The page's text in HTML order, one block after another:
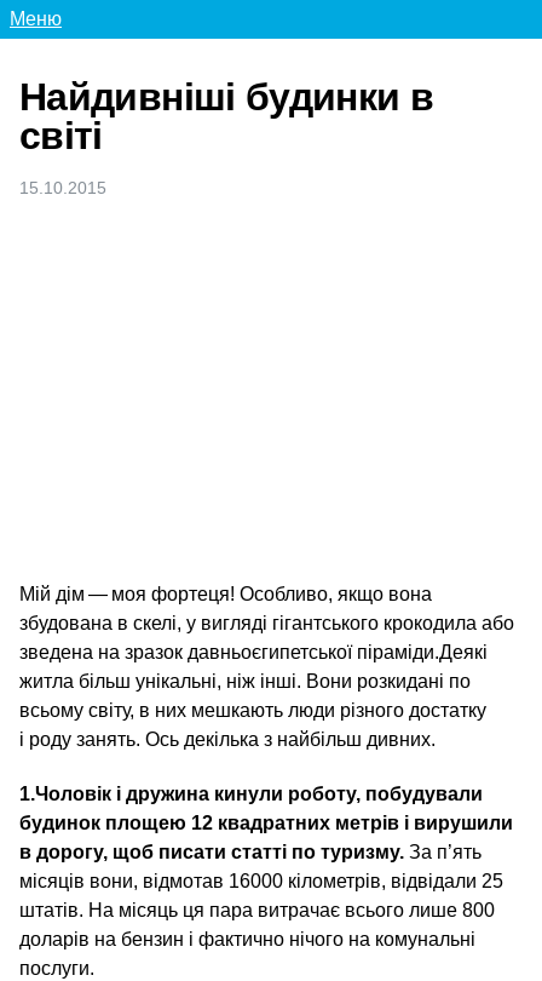
Меню
Найдивніші будинки в
світі
15.10.2015
Мій дім — моя фортеця! Особливо, якщо вона
збудована в скелі, у вигляді гігантського крокодила або
зведена на зразок давньоєгипетської піраміди.Деякі
житла більш унікальні, ніж інші. Вони розкидані по
всьому світу, в них мешкають люди різного достатку
і роду занять. Ось декілька з найбільш дивних.
1.Чоловік і дружина кинули роботу, побудували
будинок площею 12 квадратних метрів і вирушили
в дорогу, щоб писати статті по туризму. За п’ять
місяців вони, відмотав 16000 кілометрів, відвідали 25
штатів. На місяць ця пара витрачає всього лише 800
доларів на бензин і фактично нічого на комунальні
послуги.